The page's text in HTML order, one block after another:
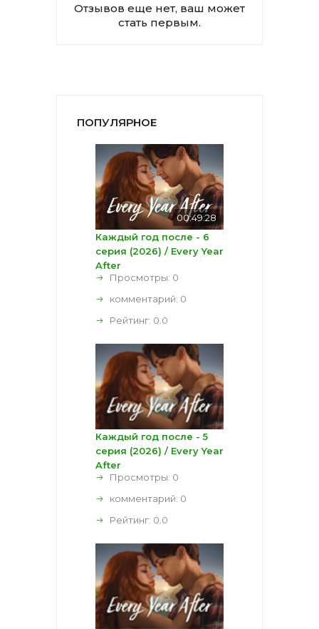
Отзывов еще нет, ваш может
стать первым.
ПОПУЛЯРНОЕ
00:49:28
Каждый год после - 6
серия (2026) / Every Year
After
Просмотры: 0
комментарий: 0
Рейтинг: 0.0
Каждый год после - 5
серия (2026) / Every Year
After
Просмотры: 0
комментарий: 0
Рейтинг: 0.0